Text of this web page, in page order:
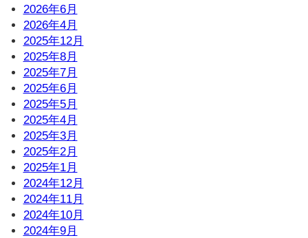
2026年6月
2026年4月
2025年12月
2025年8月
2025年7月
2025年6月
2025年5月
2025年4月
2025年3月
2025年2月
2025年1月
2024年12月
2024年11月
2024年10月
2024年9月